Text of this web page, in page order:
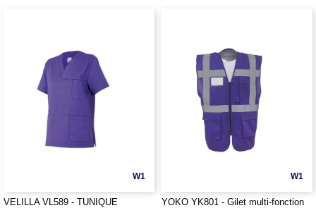
W1
VELILLA VL589 - TUNIQUE
W1
YOKO YK801 - Gilet multi-fonction